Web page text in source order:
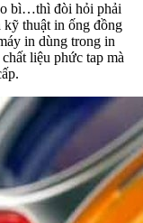
bì…thì đòi hỏi phải
kỹ thuật in ống đồng
in dùng trong in
liệu phức tap mà